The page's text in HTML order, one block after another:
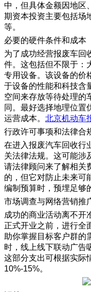
中，但具体金额因地区
期资本投资主要包括场
等。
必要的硬件条件和成本
为了成功经营报废车回
件。这包括但不限于：
专用设备。该设备的价
于设备的性能和科技含
空间来存放等待处理的
同。最好选择地理位置
运营成本。 北京机动车
行政许可事项和法律合
在进入报废汽车回收行
关法律法规。这可能涉
请法律顾问来了解相关
的，但它对防止未来可
编制预算时，预埋足够
市场调查与网络营销推
成功的商业活动离不开
正式开业之前，进行全
助你掌握目标客户群的
时，线上线下联动广告
这部分支出可根据实际
10%-15%。